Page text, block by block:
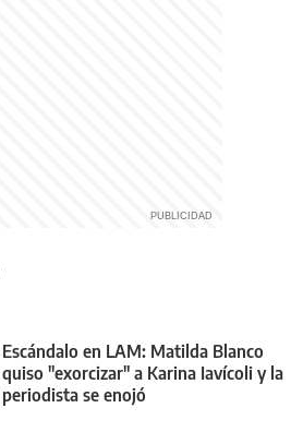
Escándalo en LAM: Matilda Blanco
quiso "exorcizar" a Karina Iavícoli y la
periodista se enojó